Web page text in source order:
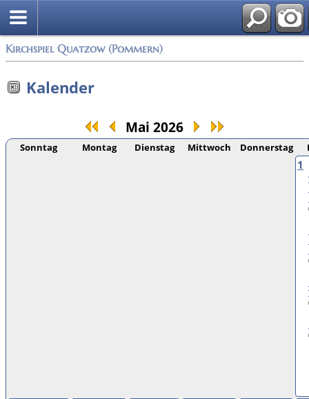
Kirchspiel Quatzow (Pommern)
Kalender
Mai 2026
Sonntag Montag Dienstag Mittwoch Donnerstag
1